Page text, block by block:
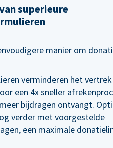
superieure
manier om
verminderen het vertrek
een 4x sneller
bijdragen ontvangt.
verder met voorgestelde
een maximale